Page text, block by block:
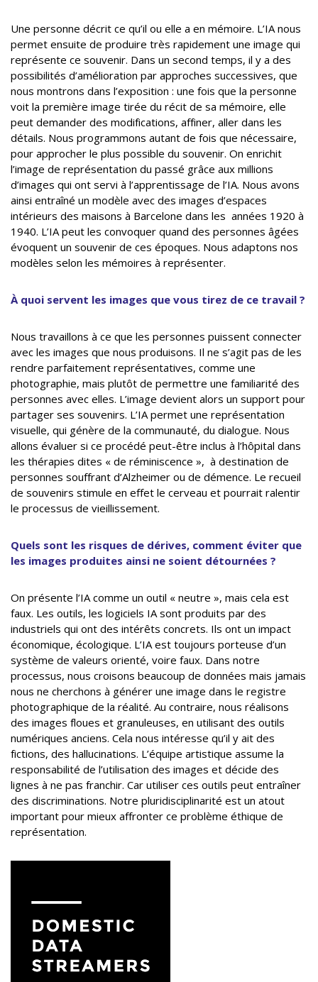
Une personne décrit ce qu’il ou elle a en mémoire. L’IA nous
permet ensuite de produire très rapidement une image qui
représente ce souvenir. Dans un second temps, il y a des
possibilités d’amélioration par approches successives, que
nous montrons dans l’exposition : une fois que la personne
voit la première image tirée du récit de sa mémoire, elle
peut demander des modifications, affiner, aller dans les
détails. Nous programmons autant de fois que nécessaire,
pour approcher le plus possible du souvenir. On enrichit
l’image de représentation du passé grâce aux millions
d’images qui ont servi à l’apprentissage de l’IA. Nous avons
ainsi entraîné un modèle avec des images d’espaces
intérieurs des maisons à Barcelone dans les années 1920 à
1940. L’IA peut les convoquer quand des personnes âgées
évoquent un souvenir de ces époques. Nous adaptons nos
modèles selon les mémoires à représenter.
À quoi servent les images que vous tirez de ce travail ?
Nous travaillons à ce que les personnes puissent connecter
avec les images que nous produisons. Il ne s’agit pas de les
rendre parfaitement représentatives, comme une
photographie, mais plutôt de permettre une familiarité des
personnes avec elles. L’image devient alors un support pour
partager ses souvenirs. L’IA permet une représentation
visuelle, qui génère de la communauté, du dialogue. Nous
allons évaluer si ce procédé peut-être inclus à l’hôpital dans
les thérapies dites « de réminiscence », à destination de
personnes souffrant d’Alzheimer ou de démence. Le recueil
de souvenirs stimule en effet le cerveau et pourrait ralentir
le processus de vieillissement.
Quels sont les risques de dérives, comment éviter que
les images produites ainsi ne soient détournées ?
On présente l’IA comme un outil « neutre », mais cela est
faux. Les outils, les logiciels IA sont produits par des
industriels qui ont des intérêts concrets. Ils ont un impact
économique, écologique. L’IA est toujours porteuse d’un
système de valeurs orienté, voire faux. Dans notre
processus, nous croisons beaucoup de données mais jamais
nous ne cherchons à générer une image dans le registre
photographique de la réalité. Au contraire, nous réalisons
des images floues et granuleuses, en utilisant des outils
numériques anciens. Cela nous intéresse qu’il y ait des
fictions, des hallucinations. L’équipe artistique assume la
responsabilité de l’utilisation des images et décide des
lignes à ne pas franchir. Car utiliser ces outils peut entraîner
des discriminations. Notre pluridisciplinarité est un atout
important pour mieux affronter ce problème éthique de
représentation.